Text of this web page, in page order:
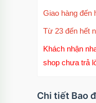
Giao hàng đến
Từ 23 đến hết
Khách nhận
shop chưa trả
Chi tiết Bao